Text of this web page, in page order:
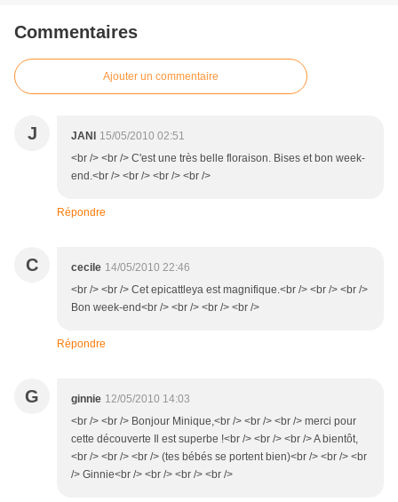
Commentaires
Ajouter un commentaire
J JANI
15/05/2010 02:51
<br /> <br /> C'est une très belle floraison. Bises et bon week-
end.<br /> <br /> <br /> <br />
Répondre
C cecile 14/05/2010 22:46
<br /> <br /> Cet epicattleya est magnifique.<br /> <br /> <br />
Bon week-end<br /> <br /> <br /> <br />
Répondre
G ginnie 12/05/2010 14:03
<br /> <br /> Bonjour Minique,<br /> <br /> <br /> merci pour
cette découverte Il est superbe !<br /> <br /> <br /> A bientôt,
<br /> <br /> <br /> (tes bébés se portent bien)<br /> <br /> <br
/> Ginnie<br /> <br /> <br /> <br />